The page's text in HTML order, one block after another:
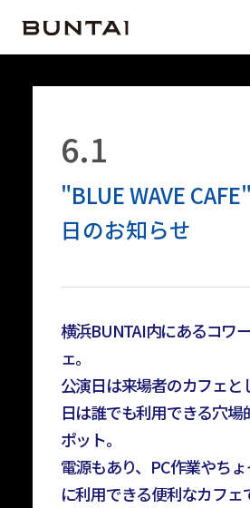
6.1
"BLUE WAVE
日のお知らせ
横浜BUNTAI内にあるコワ
ェ。
公演日は来場者のカフェと
日は誰でも利用できる穴場
ポット。
電源もあり、PC作業やち
に利用できる便利なカフェ